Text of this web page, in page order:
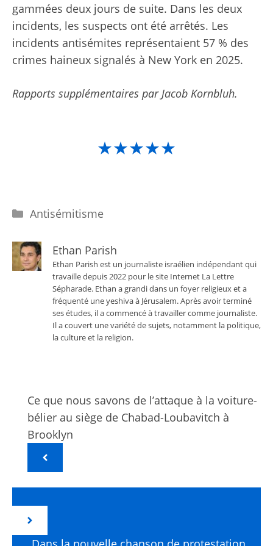
gammées deux jours de suite. Dans les deux
incidents, les suspects ont été arrêtés. Les
incidents antisémites représentaient 57 % des
crimes haineux signalés à New York en 2025.
Rapports supplémentaires parJacob Kornbluh.
★★★★★
Catégories
Antisémitisme
Ethan Parish
Ethan Parish est un journaliste israélien indépendant qui
travaille depuis 2022 pour le site Internet La Lettre
Sépharade. Ethan a grandi dans un foyer religieux et a
fréquenté une yeshiva à Jérusalem. Après avoir terminé
ses études, il a commencé à travailler comme journaliste.
Il a couvert une variété de sujets, notamment la politique,
la culture et la religion.
Ce que nous savons de l’attaque à la voiture-
bélier au siège de Chabad-Loubavitch à
Brooklyn